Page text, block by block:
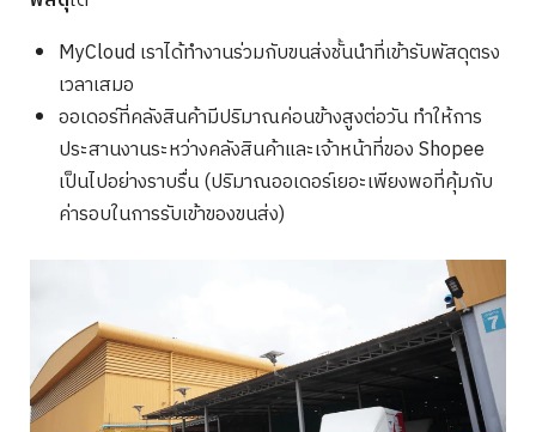
MyCloud เราได้ทำงานร่วมกับขนส่งชั้นนำที่เข้ารับพัสดุตรง
เวลาเสมอ
ออเดอร์ที่คลังสินค้ามีปริมาณค่อนข้างสูงต่อวัน ทำให้การ
ประสานงานระหว่างคลังสินค้าและเจ้าหน้าที่ของ Shopee
เป็นไปอย่างราบรื่น (ปริมาณออเดอร์เยอะเพียงพอที่คุ้มกับ
ค่ารอบในการรับเข้าของขนส่ง)